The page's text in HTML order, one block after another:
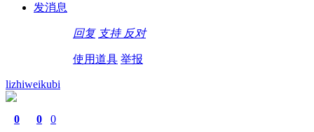
发消息
回复 支持 反对
使用道具 举报
lizhiweikubi
0 0 0